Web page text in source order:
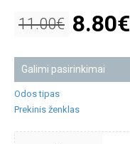
11.00€ 8.80€
Galimi pasirinkimai
Odos tipas
Prekinis ženklas